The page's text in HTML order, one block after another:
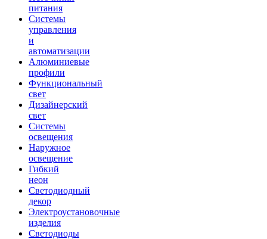
питания
Системы
управления
и
автоматизации
Алюминиевые
профили
Функциональный
свет
Дизайнерский
свет
Системы
освещения
Наружное
освещение
Гибкий
неон
Светодиодный
декор
Электроустановочные
изделия
Светодиоды